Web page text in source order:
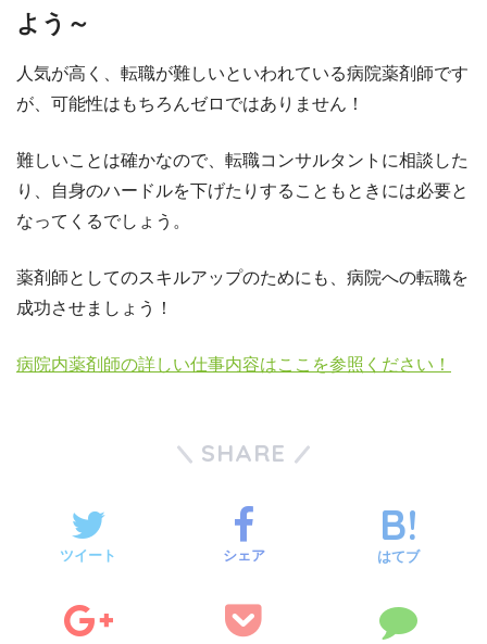
よう～
人気が高く、転職が難しいといわれている病院薬剤師です
が、可能性はもちろんゼロではありません！
難しいことは確かなので、転職コンサルタントに相談した
り、自身のハードルを下げたりすることもときには必要と
なってくるでしょう。
薬剤師としてのスキルアップのためにも、病院への転職を
成功させましょう！
病院内薬剤師の詳しい仕事内容はここを参照ください！
SHARE
ツイート シェア はてブ